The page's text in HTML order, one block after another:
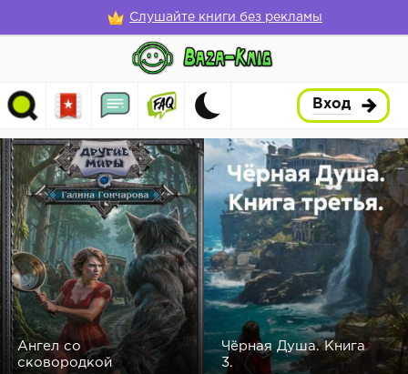
Слушайте книги без рекламы
Вход
Ангел со
сковородкой
Чёрная Душа. Книга
3.